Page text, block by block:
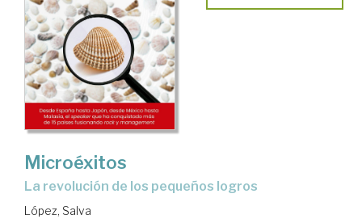
Microéxitos
La revolución de los pequeños logros
López, Salva